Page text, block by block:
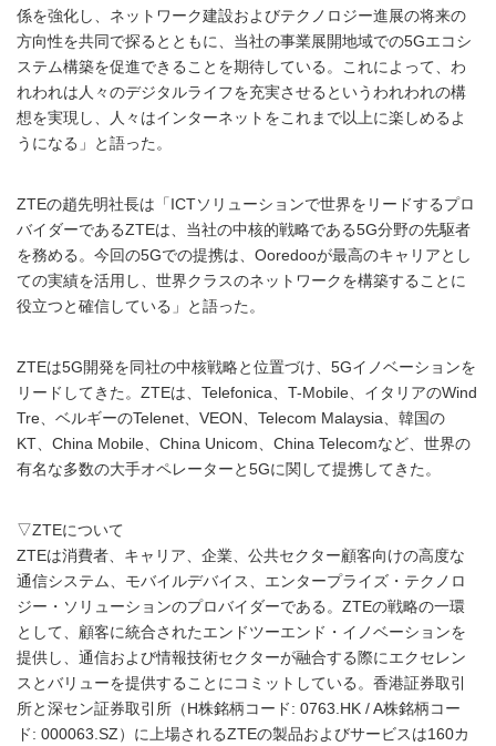
係を強化し、ネットワーク建設およびテクノロジー進展の将来の
方向性を共同で探るとともに、当社の事業展開地域での5Gエコシ
ステム構築を促進できることを期待している。これによって、わ
れわれは人々のデジタルライフを充実させるというわれわれの構
想を実現し、人々はインターネットをこれまで以上に楽しめるよ
うになる」と語った。
ZTEの趙先明社長は「ICTソリューションで世界をリードするプロ
バイダーであるZTEは、当社の中核的戦略である5G分野の先駆者
を務める。今回の5Gでの提携は、Ooredooが最高のキャリアとし
ての実績を活用し、世界クラスのネットワークを構築することに
役立つと確信している」と語った。
ZTEは5G開発を同社の中核戦略と位置づけ、5Gイノベーションを
リードしてきた。ZTEは、Telefonica、T-Mobile、イタリアのWind
Tre、ベルギーのTelenet、VEON、Telecom Malaysia、韓国の
KT、China Mobile、China Unicom、China Telecomなど、世界の
有名な多数の大手オペレーターと5Gに関して提携してきた。
▽ZTEについて
ZTEは消費者、キャリア、企業、公共セクター顧客向けの高度な
通信システム、モバイルデバイス、エンタープライズ・テクノロ
ジー・ソリューションのプロバイダーである。ZTEの戦略の一環
として、顧客に統合されたエンドツーエンド・イノベーションを
提供し、通信および情報技術セクターが融合する際にエクセレン
スとバリューを提供することにコミットしている。香港証券取引
所と深セン証券取引所（H株銘柄コード: 0763.HK / A株銘柄コー
ド: 000063.SZ）に上場されるZTEの製品およびサービスは160カ